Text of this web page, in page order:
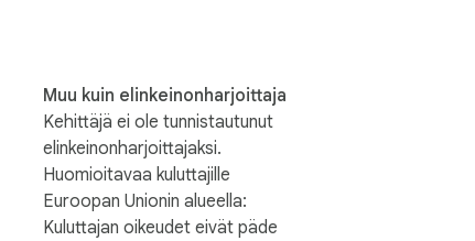
Muu kuin elinkeinonharjoittaja
Kehittäjä ei ole tunnistautunut
elinkeinonharjoittajaksi.
Huomioitavaa kuluttajille
Euroopan Unionin alueella:
Kuluttajan oikeudet eivät päde